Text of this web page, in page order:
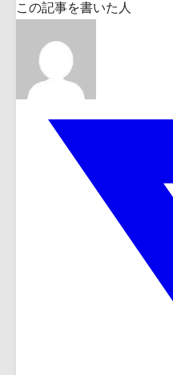
この記事を書いた人